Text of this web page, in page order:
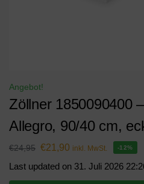
Angebot!
Zöllner 1850090400
Allegro, 90/40 cm,
€24,95 €21,90 inkl. MwSt. -12%
Last updated on 31. Juli 2026